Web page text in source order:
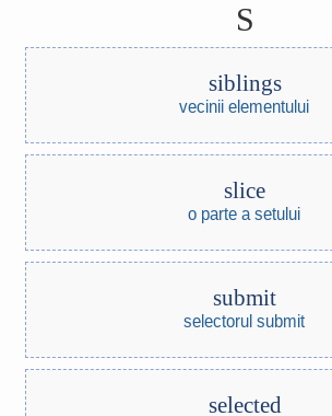
S
siblings
vecinii elementului
slice
o parte a setului
submit
selectorul submit
selected